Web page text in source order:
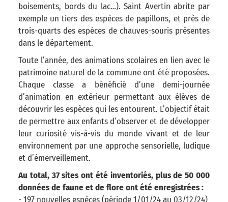
boisements, bords du lac…). Saint Avertin abrite par
exemple un tiers des espèces de papillons, et près de
trois-quarts des espèces de chauves-souris présentes
dans le département.
Toute l’année, des animations scolaires en lien avec le
patrimoine naturel de la commune ont été proposées.
Chaque classe a bénéficié d’une demi-journée
d’animation en extérieur permettant aux élèves de
découvrir les espèces qui les entourent. L’objectif était
de permettre aux enfants d’observer et de développer
leur curiosité vis-à-vis du monde vivant et de leur
environnement par une approche sensorielle, ludique
et d’émerveillement.
Au total, 37 sites ont été inventoriés, plus de 50 000
données de faune et de flore ont été enregistrées :
- 197 nouvelles espèces (période 1/01/24 au 03/12/24)